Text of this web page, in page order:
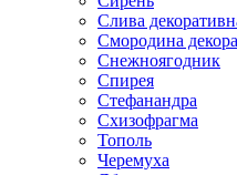
Слива
Смородина
Снежноягодник
Спирея
Стефанандра
Схизофрагма
Тополь
Черемуха